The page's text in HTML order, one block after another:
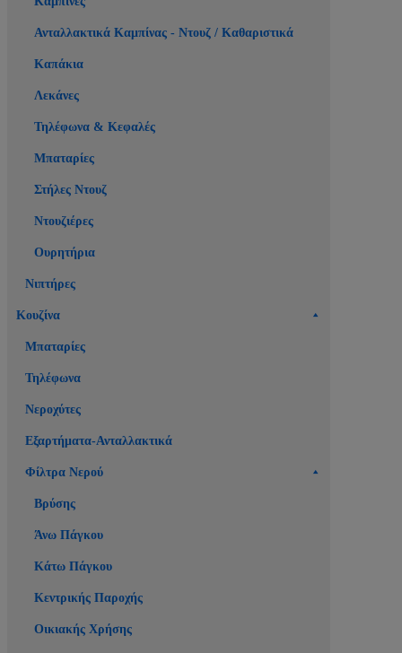
Ανταλλακτικά Καμπίνας - Ντουζ / Καθαριστικά
Καπάκια
Λεκάνες
Τηλέφωνα & Κεφαλές
Μπαταρίες
Στήλες Ντουζ
Ντουζιέρες
Ουρητήρια
Νιπτήρες
Κουζίνα
Μπαταρίες
Τηλέφωνα
Νεροχύτες
Εξαρτήματα-Ανταλλακτικά
Φίλτρα Νερού
Βρύσης
Άνω Πάγκου
Κάτω Πάγκου
Κεντρικής Παροχής
Οικιακής Χρήσης